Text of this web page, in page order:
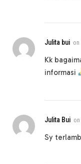
Julita bui on
Kk
informasi
Julita Bui on
Sy